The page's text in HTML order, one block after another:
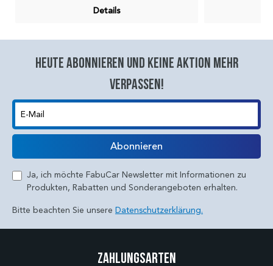
Details
Heute abonnieren und keine aktion mehr
verpassen!
E-Mail
Abonnieren
Ja, ich möchte FabuCar Newsletter mit Informationen zu
Produkten, Rabatten und Sonderangeboten erhalten.
Bitte beachten Sie unsere Datenschutzerklärung.
Zahlungsarten